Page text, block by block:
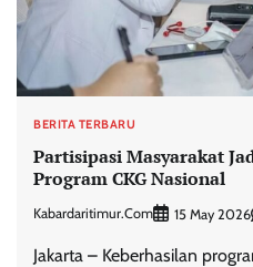
BERITA TERBARU
Partisipasi Masyarakat
Program CKG Nasional
Kabardaritimur.com 15 May 2026
Jakarta – Keberhasilan